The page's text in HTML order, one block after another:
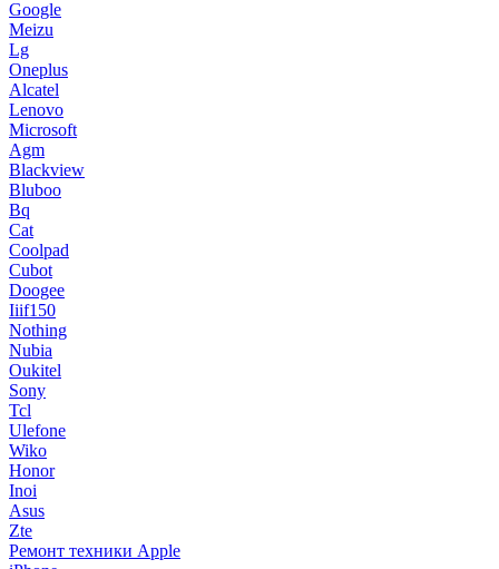
Google
Meizu
Lg
Oneplus
Alcatel
Lenovo
Microsoft
Agm
Blackview
Bluboo
Bq
Cat
Coolpad
Cubot
Doogee
Iiif150
Nothing
Nubia
Oukitel
Sony
Tcl
Ulefone
Wiko
Honor
Inoi
Asus
Zte
Ремонт техники Apple